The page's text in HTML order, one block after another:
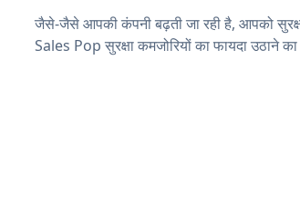
जैसे-जैसे आपकी कंपनी बढ़ती जा रही है, आपको
Sales Pop सुरक्षा कमजोरियों का फायदा उठाने